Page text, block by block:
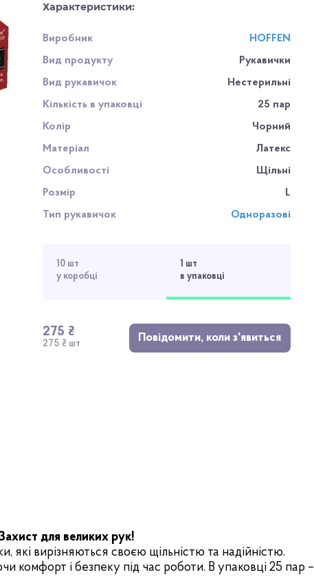
Характеристики:
Виробник
HOFFEN
Вид продукту
Рукавички
Вид рукавичок
Нестерильні
Кількість в упаковці
25 пар
Колір
Чорний
Матеріал
Латекс
Особливості
Щільні
Розмір
L
Тип рукавичок
Одноразові
10 шт
у коробці
1 шт
в упаковці
275 ₴
275 ₴ шт
Повідомити, коли з'явиться
для великих рук!
які вирізняються своєю щільністю та надійністю.
комфорт і безпеку під час роботи. В упаковці 25 пар –